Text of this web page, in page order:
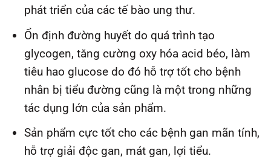
phát triển của các tế bào ung thư.
Ổn định đường huyết do quá trình tạo
glycogen, tăng cường oxy hóa acid béo, làm
tiêu hao glucose do đó hỗ trợ tốt cho bệnh
nhân bị tiểu đường cũng là một trong những
tác dụng lớn của sản phẩm.
Sản phẩm cực tốt cho các bệnh gan mãn tính,
hỗ trợ giải độc gan, mát gan, lợi tiểu.